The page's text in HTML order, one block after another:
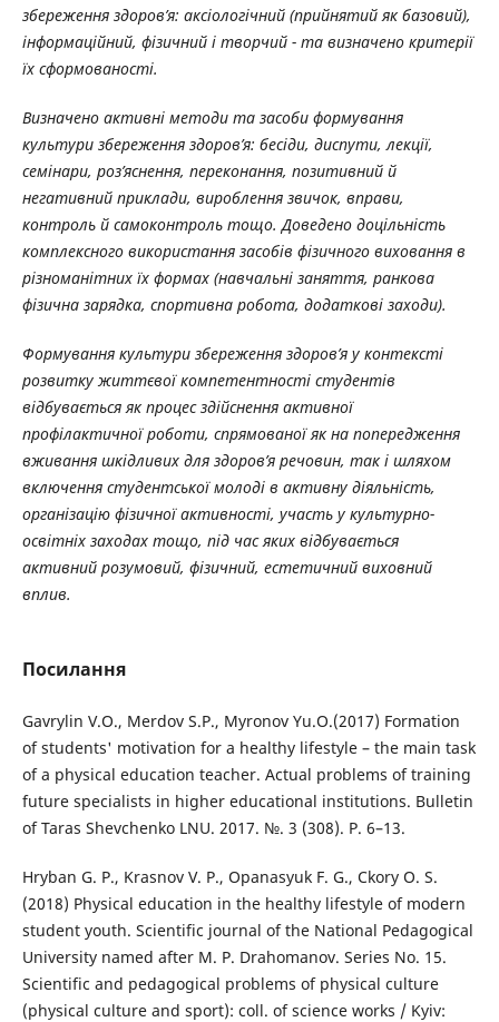
збереження здоров’я: аксіологічний (прийнятий як базовий),
інформаційний, фізичний і творчий - та визначено критерії
їх сформованості.
Визначено активні методи та засоби формування
культури збереження здоров’я: бесіди, диспути, лекції,
семінари, роз’яснення, переконання, позитивний й
негативний приклади, вироблення звичок, вправи,
контроль й самоконтроль тощо. Доведено доцільність
комплексного використання засобів фізичного виховання в
різноманітних їх формах (навчальні заняття, ранкова
фізична зарядка, спортивна робота, додаткові заходи).
Формування культури збереження здоров’я у контексті
розвитку життєвої компетентності студентів
відбувається як процес здійснення активної
профілактичної роботи, спрямованої як на попередження
вживання шкідливих для здоров’я речовин, так і шляхом
включення студентської молоді в активну діяльність,
організацію фізичної активності, участь у культурно-
освітніх заходах тощо, під час яких відбувається
активний розумовий, фізичний, естетичний виховний
вплив.
Посилання
Gavrylin V.O., Merdov S.P., Myronov Yu.O.(2017) Formation
of students' motivation for a healthy lifestyle – the main task
of a physical education teacher. Actual problems of training
future specialists in higher educational institutions. Bulletin
of Taras Shevchenko LNU. 2017. №. 3 (308). P. 6–13.
Hryban G. P., Krasnov V. P., Opanasyuk F. G., Ckory O. S.
(2018) Physical education in the healthy lifestyle of modern
student youth. Scientific journal of the National Pedagogical
University named after M. P. Drahomanov. Series No. 15.
Scientific and pedagogical problems of physical culture
(physical culture and sport): coll. of science works / Kyiv: